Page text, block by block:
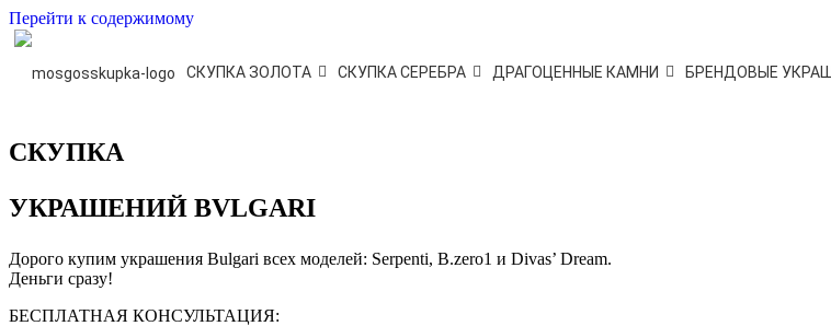
Перейти к содержимому
СКУПКА ЗОЛОТА СКУПКА СЕРЕБРА ДРАГОЦЕННЫЕ КАМНИ БРЕНДОВЫЕ
СКУПКА
УКРАШЕНИЙ BVLGARI
Дорого купим украшения Bulgari всех моделей: Serpenti, B.zero1 и Divas’ Dream.
Деньги сразу!
БЕСПЛАТНАЯ КОНСУЛЬТАЦИЯ: